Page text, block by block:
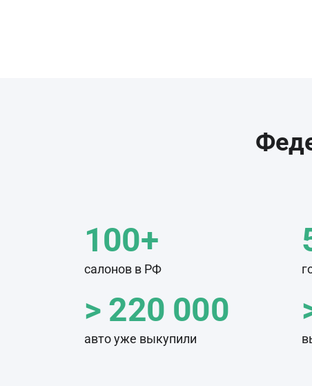
100+
салонов в РФ
> 220 000
авто уже выкупили